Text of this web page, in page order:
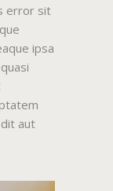
error sit
ipsa
aut